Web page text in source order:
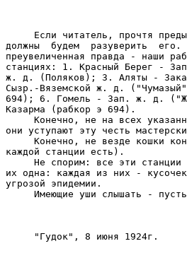
Если читатель, прочтя
должны  будем  разуверить
преувеличенная правда - наши
станциях: 1. Красный Берег -
ж. д. (Поляков); 3. Аляты -
Сызр.-Вяземской ж. д.
694); 6. Гомель - Зап. ж. д.
Казарма (рабкор э 694).
Конечно, не на всех
они уступают эту честь
Конечно, не везде кошки
каждой станции есть).
Не спорим: все эти
их одна: каждая из них -
угрозой эпидемии.
Имеющие уши слышать -
     "Гудок", 8 июня 1924г.